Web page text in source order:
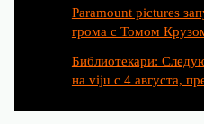
Paramount pictures
грома с Томом
Библиотекари:
на viju с 4 августа,